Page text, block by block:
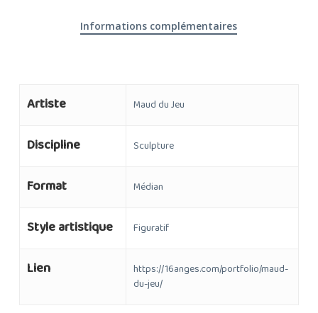
Informations complémentaires
Artiste Maud du Jeu
Discipline Sculpture
Format Médian
Style artistique Figuratif
Lien
https://16anges.com/portfolio/maud-
du-jeu/